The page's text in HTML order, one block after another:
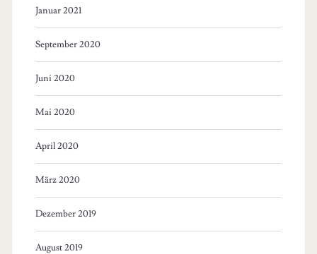
Januar 2021
September 2020
Juni 2020
Mai 2020
April 2020
März 2020
Dezember 2019
August 2019